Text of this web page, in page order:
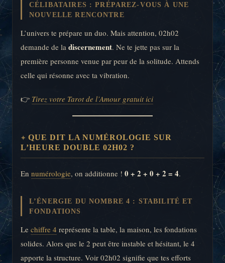
CÉLIBATAIRES : PRÉPAREZ-VOUS À UNE
NOUVELLE RENCONTRE
L’univers te prépare un duo. Mais attention, 02h02
demande de la discernement. Ne te jette pas sur la
première personne venue par peur de la solitude. Attends
celle qui résonne avec ta vibration.
👉 Tirez votre Tarot de l’Amour gratuit ici
QUE DIT LA NUMÉROLOGIE SUR
L’HEURE DOUBLE 02H02 ?
En numérologie, on additionne ! 0 + 2 + 0 + 2 = 4.
L’ÉNERGIE DU NOMBRE 4 : STABILITÉ ET
FONDATIONS
Le chiffre 4 représente la table, la maison, les fondations
solides. Alors que le 2 peut être instable et hésitant, le 4
apporte la structure. Voir 02h02 signifie que tes efforts